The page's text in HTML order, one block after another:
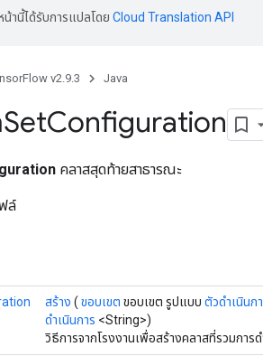
น้านี้ได้รับการแปลโดย Cloud Translation API
v2.9.3 Java
SetConfiguration
คลาสสุดท้ายสาธารณะ
ล์
สร้าง ( ขอบเขต ขอบเขต รูปแบบ ตัวดำเนินก
ดำเนินการ <String>)
วิธีการจากโรงงานเพื่อสร้างคลาสที่รวมกา